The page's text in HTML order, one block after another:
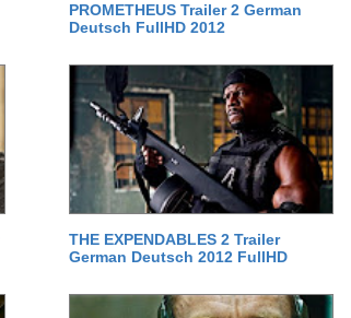
PROMETHEUS Trailer 2 German
Deutsch FullHD 2012
THE EXPENDABLES 2 Trailer
German Deutsch 2012 FullHD